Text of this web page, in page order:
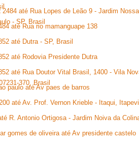
até Rua Lopes de Leão 9 - Jardim Nossa
- SP, Brasil
até Rua rio mamanguape 138
até Dutra - SP, Brasil
até Rodovia Presidente Dutra
até Rua Doutor Vital Brasil, 1400 - Vila
370, Brasil
paulo até Av paes de barros
até Av. Prof. Vernon Krieble - Itaqui,
R. Antonio Ortigosa - Jardim Noiva da
gomes de oliveira até Av presidente castelo